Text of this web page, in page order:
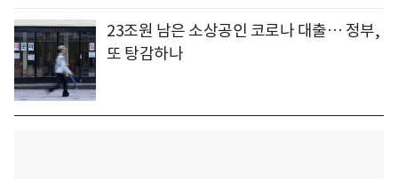
23조원 남은 소상공인 코로나 대출… 정부,
또 탕감하나